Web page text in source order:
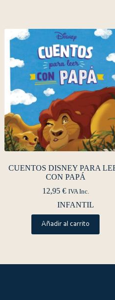
CUENTOS DISNEY PARA
CON PAPÁ
12,95 € IVA Inc.
INFANTIL
Añadir al carrito